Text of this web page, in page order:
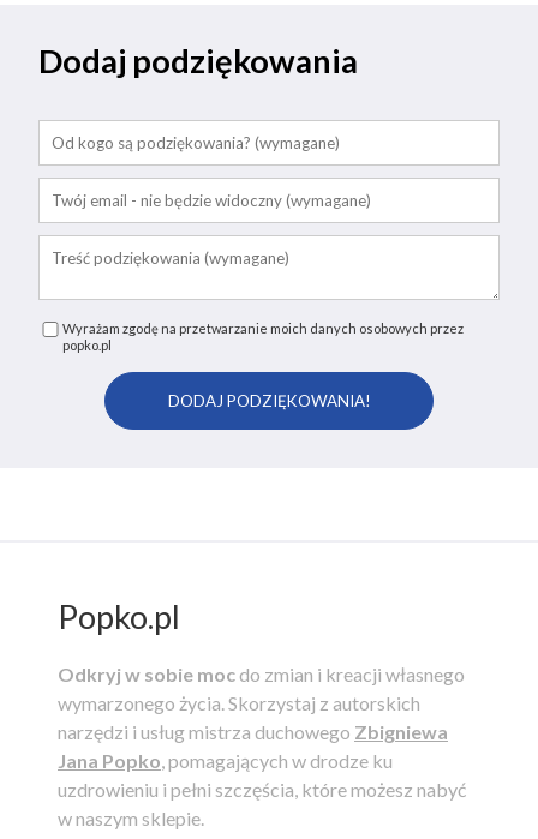
Dodaj podziękowania
Wyrażam zgodę na przetwarzanie moich danych osobowych przez
popko.pl
Popko.pl
Odkryj w sobie moc do zmian i kreacji własnego
wymarzonego życia.Skorzystaj z autorskich
narzędzi i usług mistrza duchowego Zbigniewa
Jana Popko, pomagających w drodze ku
uzdrowieniu i pełni szczęścia, które możesz nabyć
w naszym sklepie.